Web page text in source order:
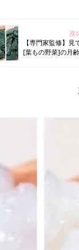
次
【専門家監修】
[葉もの野菜]の月